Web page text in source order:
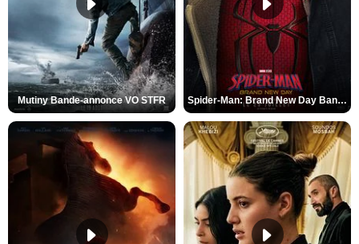
Mutiny Bande-annonce VO STFR Spider-Man: Brand New Day Bande-annonce VO STFR